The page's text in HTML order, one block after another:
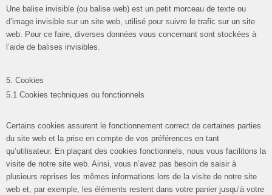
Une balise invisible (ou balise web) est un petit morceau de texte ou
d’image invisible sur un site web, utilisé pour suivre le trafic sur un site
web. Pour ce faire, diverses données vous concernant sont stockées à
l’aide de balises invisibles.
5. Cookies
5.1 Cookies techniques ou fonctionnels
Certains cookies assurent le fonctionnement correct de certaines parties
du site web et la prise en compte de vos préférences en tant
qu’utilisateur. En plaçant des cookies fonctionnels, nous vous facilitons la
visite de notre site web. Ainsi, vous n’avez pas besoin de saisir à
plusieurs reprises les mêmes informations lors de la visite de notre site
web et, par exemple, les éléments restent dans votre panier jusqu’à votre